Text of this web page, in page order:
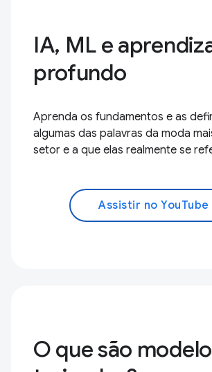
IA, ML e
profundo
Aprenda os fundamentos e as
algumas das palavras da moda
setor e a que elas realmente se
Assistir no YouTube
O que são